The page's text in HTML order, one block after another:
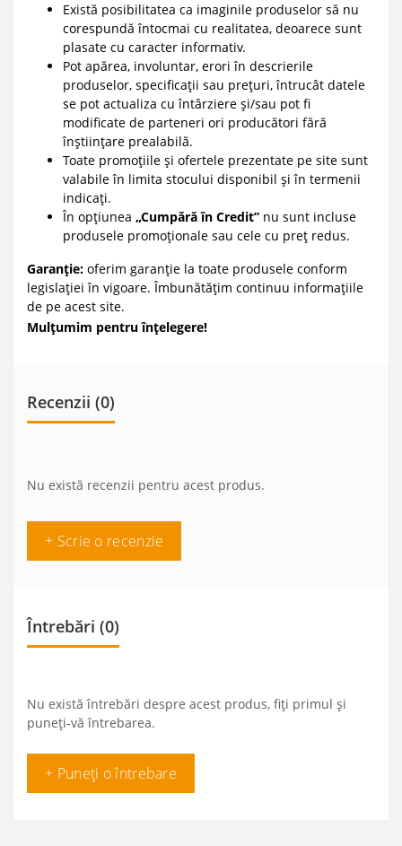
Există posibilitatea ca imaginile produselor să nu
corespundă întocmai cu realitatea, deoarece sunt
plasate cu caracter informativ.
Pot apărea, involuntar, erori în descrierile
produselor, specificații sau prețuri, întrucât datele
se pot actualiza cu întârziere și/sau pot fi
modificate de parteneri ori producători fără
înștiințare prealabilă.
Toate promoțiile și ofertele prezentate pe site sunt
valabile în limita stocului disponibil și în termenii
indicați.
În opțiunea „Cumpără în Credit” nu sunt incluse
produsele promoționale sau cele cu preț redus.
Garanție: oferim garanție la toate produsele conform
legislației în vigoare. Îmbunătățim continuu informațiile
de pe acest site.
Mulțumim pentru înțelegere!
Recenzii (0)
Nu există recenzii pentru acest produs.
+ Scrie o recenzie
Întrebări (0)
Nu există întrebări despre acest produs, fiți primul și
puneți-vă întrebarea.
+ Puneți o întrebare